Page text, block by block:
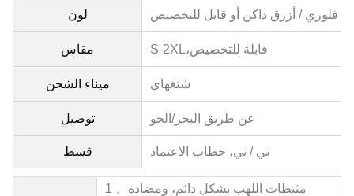
لون فلوري / أزرق داكن أو قابل للتخصيص
مقاس S-2XL،قابلة للتخصيص
ميناء الشحن شنغهاي
توصيل عن طريق البحر/الجو
قسط تي / تي، خطاب الاعتماد
1 、 مثبطات اللهب بشكل دائم، ومضادة